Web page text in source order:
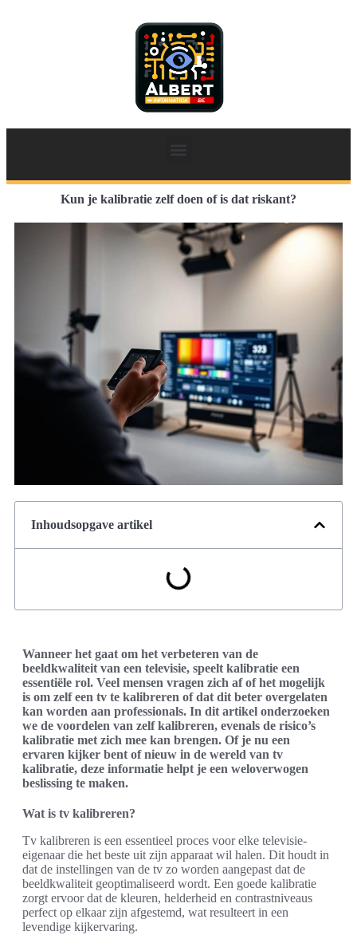
Kun je kalibratie zelf doen of is dat riskant?
Inhoudsopgave artikel
Wanneer het gaat om het verbeteren van de
beeldkwaliteit van een televisie, speelt kalibratie een
essentiële rol. Veel mensen vragen zich af of het mogelijk
is om zelf een tv te kalibreren of dat dit beter overgelaten
kan worden aan professionals. In dit artikel onderzoeken
we de voordelen van zelf kalibreren, evenals de risico’s
kalibratie met zich mee kan brengen. Of je nu een
ervaren kijker bent of nieuw in de wereld van tv
kalibratie, deze informatie helpt je een weloverwogen
beslissing te maken.
Wat is tv kalibreren?
Tv kalibreren is een essentieel proces voor elke televisie-
eigenaar die het beste uit zijn apparaat wil halen. Dit houdt in
dat de instellingen van de tv zo worden aangepast dat de
beeldkwaliteit geoptimaliseerd wordt. Een goede kalibratie
zorgt ervoor dat de kleuren, helderheid en contrastniveaus
perfect op elkaar zijn afgestemd, wat resulteert in een
levendige kijkervaring.